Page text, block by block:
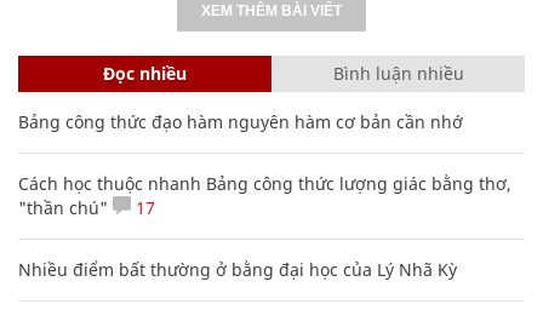
XEM THÊM BÀI VIẾT
Đọc nhiều Bình luận nhiều
Bảng công thức đạo hàm nguyên hàm cơ bản cần nhớ
Cách học thuộc nhanh Bảng công thức lượng giác bằng thơ,
"thần chú"
17
Nhiều điểm bất thường ở bằng đại học của Lý Nhã Kỳ